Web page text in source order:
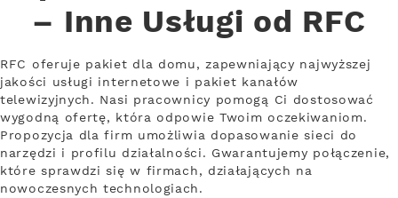
– Inne Usługi od RFC
RFC oferuje pakiet dla domu, zapewniający najwyższej
jakości usługi internetowe i pakiet kanałów
telewizyjnych. Nasi pracownicy pomogą Ci dostosować
wygodną ofertę, która odpowie Twoim oczekiwaniom.
Propozycja dla firm umożliwia dopasowanie sieci do
narzędzi i profilu działalności. Gwarantujemy połączenie,
które sprawdzi się w firmach, działających na
nowoczesnych technologiach.